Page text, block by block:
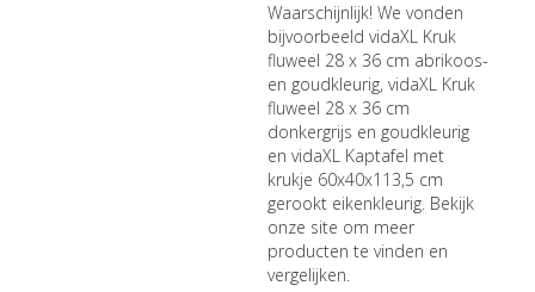
Waarschijnlijk! We vonden
bijvoorbeeld vidaXL Kruk
fluweel 28 x 36 cm abrikoos-
en goudkleurig, vidaXL Kruk
fluweel 28 x 36 cm
donkergrijs en goudkleurig
en vidaXL Kaptafel met
krukje 60x40x113,5 cm
gerookt eikenkleurig. Bekijk
onze site om meer
producten te vinden en
vergelijken.